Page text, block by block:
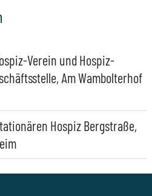
Verein und Hospiz-
Am Wambolterhof
Hospiz Bergstraße,